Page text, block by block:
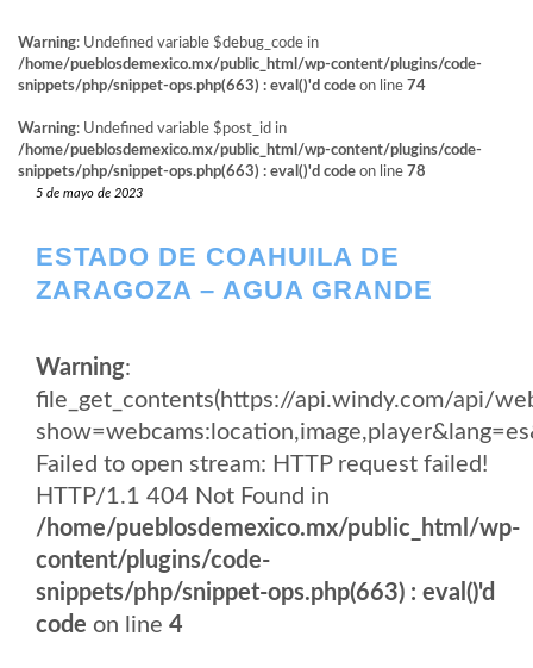
Warning: Undefined variable $debug_code in
/home/pueblosdemexico.mx/public_html/wp-content/plugins/code-
snippets/php/snippet-ops.php(663) : eval()'d code on line 74
Warning: Undefined variable $post_id in
/home/pueblosdemexico.mx/public_html/wp-content/plugins/code-
snippets/php/snippet-ops.php(663) : eval()'d code on line 78
5 de mayo de 2023
ESTADO DE COAHUILA DE
ZARAGOZA – AGUA GRANDE
Warning:
file_get_contents(https://api.windy.com/api/
Failed to open stream: HTTP request failed!
HTTP/1.1 404 Not Found in
/home/pueblosdemexico.mx/public_html/wp-
content/plugins/code-
snippets/php/snippet-ops.php(663) : eval()'d
code on line 4